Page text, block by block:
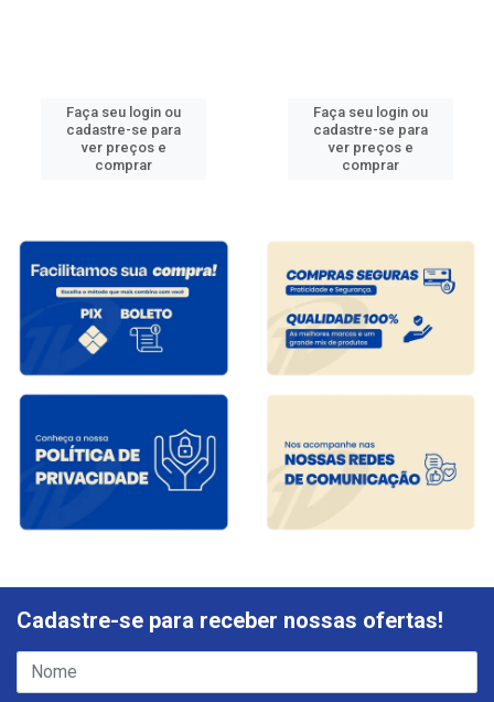
Faça seu login ou
cadastre-se para
ver preços e
comprar
Faça seu login ou
cadastre-se para
ver preços e
comprar
Cadastre-se para receber nossas ofertas!